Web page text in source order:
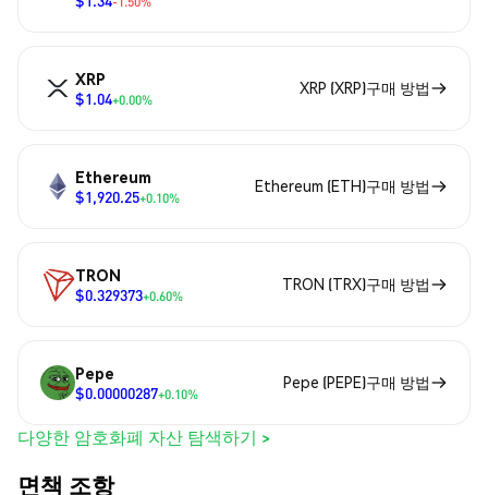
XRP
$1.04+0.00%
XRP (XRP)구매 방법
Ethereum
$1,920.25+0.10%
Ethereum (ETH)구매 방법
TRON
$0.329373+0.60%
TRON (TRX)구매 방법
Pepe
$0.00000287+0.10%
Pepe (PEPE)구매 방법
다양한 암호화폐 자산 탐색하기 >
면책 조항